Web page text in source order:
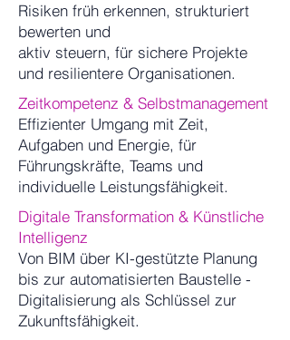
Risiken früh erkennen, strukturiert
bewerten und
aktiv steuern, für sichere Projekte
und resilientere Organisationen.
Zeitkompetenz & Selbstmanagement
Effizienter Umgang mit Zeit,
Aufgaben und Energie, für
Führungskräfte, Teams und
individuelle Leistungsfähigkeit.
Digitale Transformation & Künstliche
Intelligenz
Von BIM über KI-gestützte Planung
bis zur automatisierten Baustelle -
Digitalisierung als Schlüssel zur
Zukunftsfähigkeit.